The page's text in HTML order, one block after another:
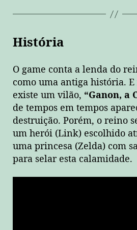
História
O game conta a lenda do
como uma antiga história.
existe um vilão, “Ganon, a
de tempos em tempos
destruição. Porém, o reino
um herói (Link) escolhido
uma princesa (Zelda) com
para selar esta calamidade.